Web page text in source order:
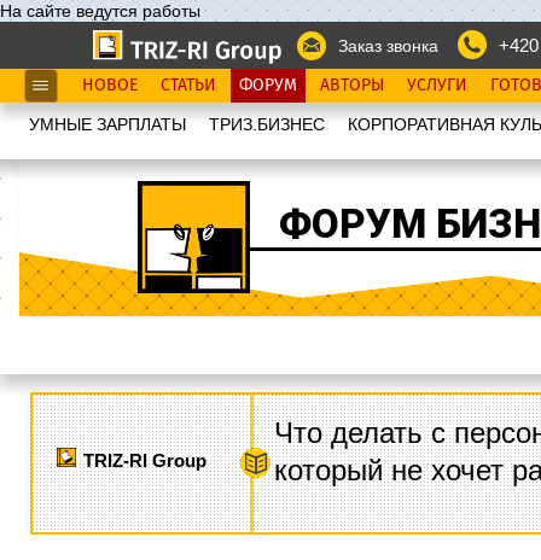
На сайте ведутся работы
Заказ звонка
НОВОЕ СТАТЬИ ФОРУМ АВТОРЫ УСЛУГИ
УМНЫЕ ЗАРПЛАТЫ ТРИЗ.БИЗНЕС КОРПОРАТИВНАЯ
ФОРУМ
TRIZ-RI Group
Что делать с
который не хочет